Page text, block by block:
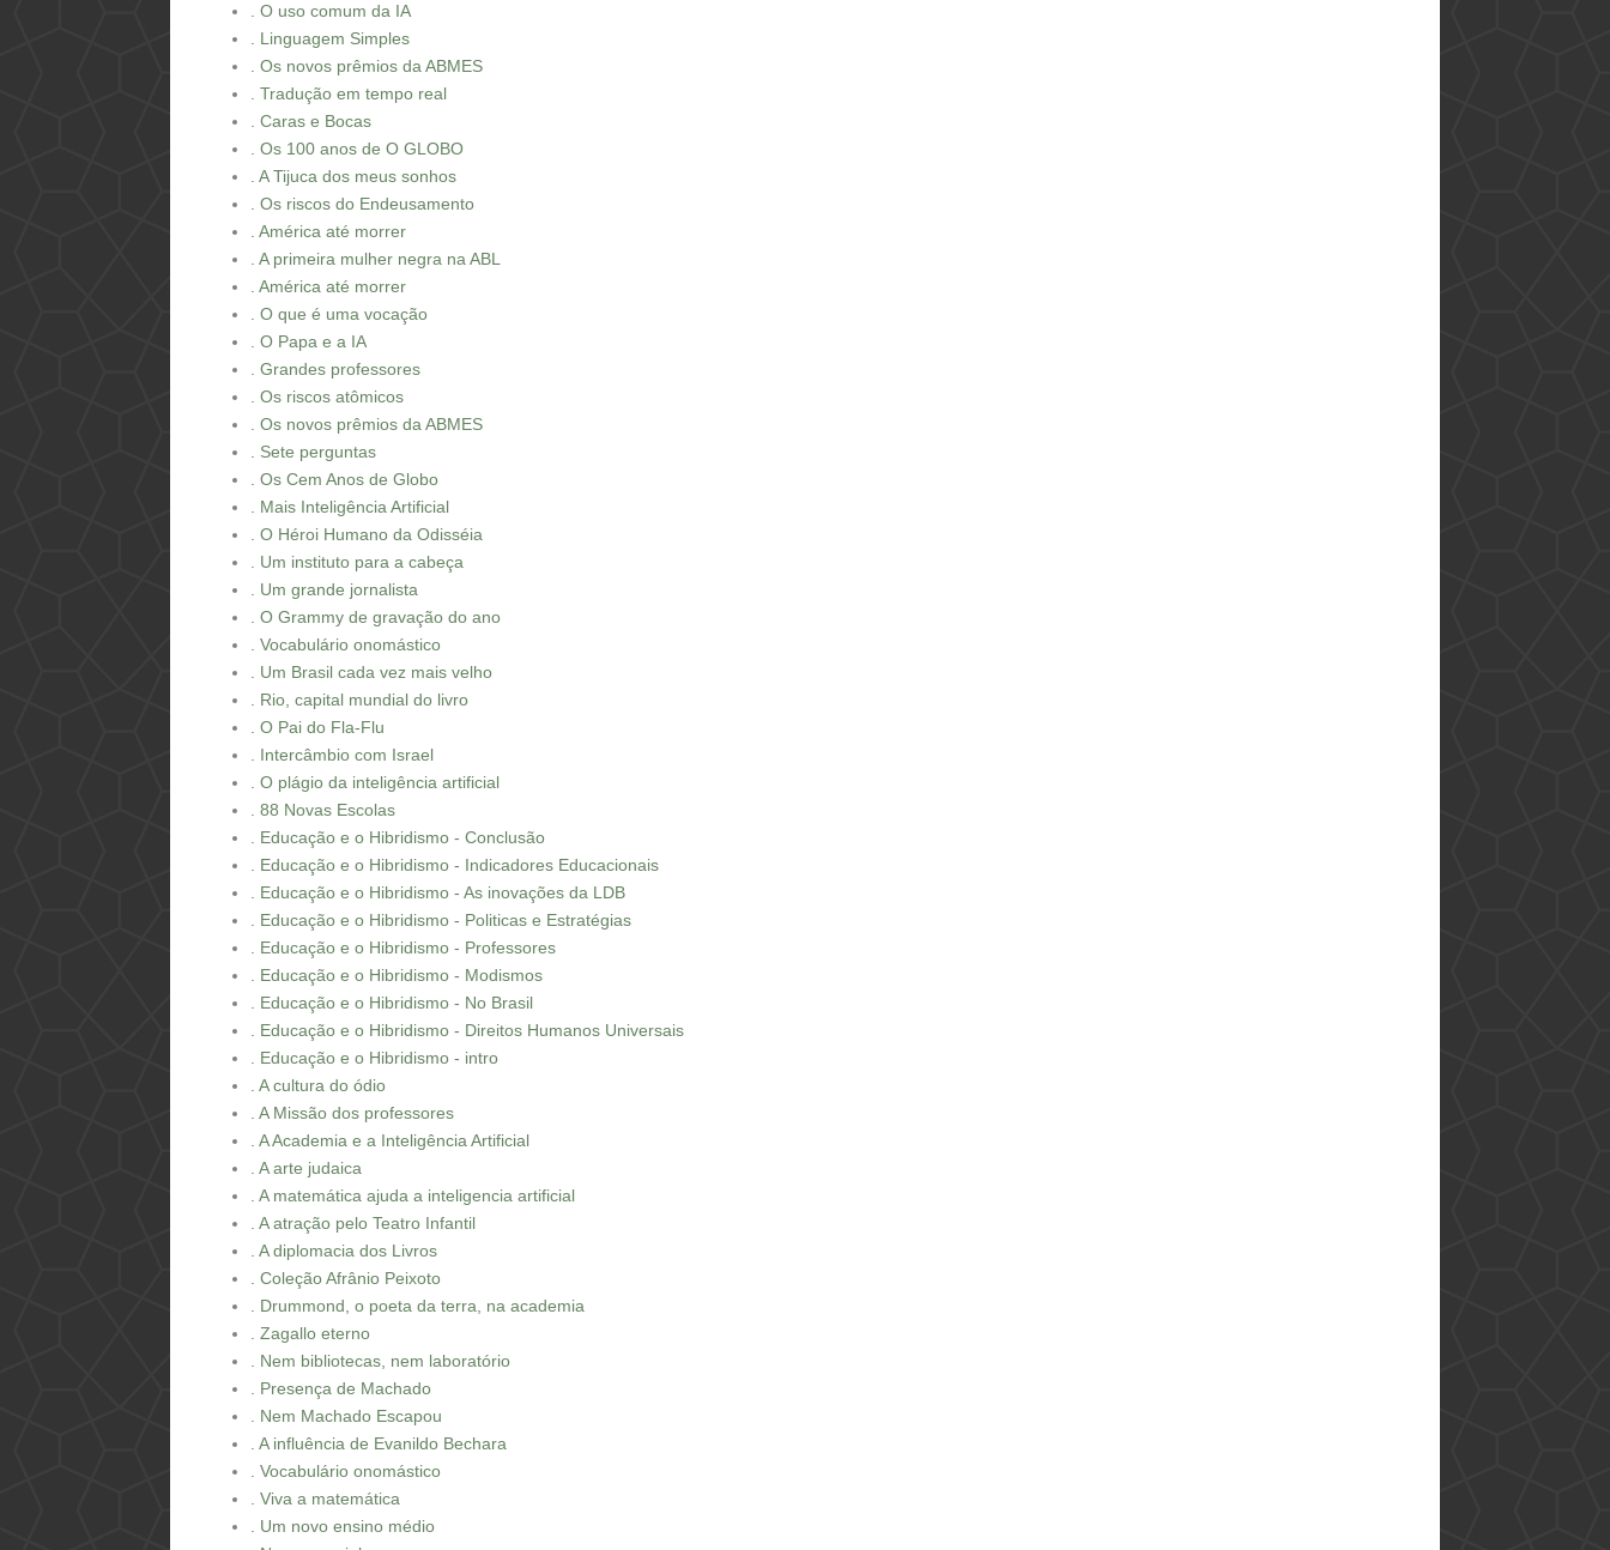
. O uso comum da IA
. Linguagem Simples
. Os novos prêmios da ABMES
. Tradução em tempo real
. Caras e Bocas
. Os 100 anos de O GLOBO
. A Tijuca dos meus sonhos
. Os riscos do Endeusamento
. América até morrer
. A primeira mulher negra na ABL
. América até morrer
. O que é uma vocação
. O Papa e a IA
. Grandes professores
. Os riscos atômicos
. Os novos prêmios da ABMES
. Sete perguntas
. Os Cem Anos de Globo
. Mais Inteligência Artificial
. O Héroi Humano da Odisséia
. Um instituto para a cabeça
. Um grande jornalista
. O Grammy de gravação do ano
. Vocabulário onomástico
. Um Brasil cada vez mais velho
. Rio, capital mundial do livro
. O Pai do Fla-Flu
. Intercâmbio com Israel
. O plágio da inteligência artificial
. 88 Novas Escolas
. Educação e o Hibridismo - Conclusão
. Educação e o Hibridismo - Indicadores Educacionais
. Educação e o Hibridismo - As inovações da LDB
. Educação e o Hibridismo - Politicas e Estratégias
. Educação e o Hibridismo - Professores
. Educação e o Hibridismo - Modismos
. Educação e o Hibridismo - No Brasil
. Educação e o Hibridismo - Direitos Humanos Universais
. Educação e o Hibridismo - intro
. A cultura do ódio
. A Missão dos professores
. A Academia e a Inteligência Artificial
. A arte judaica
. A matemática ajuda a inteligencia artificial
. A atração pelo Teatro Infantil
. A diplomacia dos Livros
. Coleção Afrânio Peixoto
. Drummond, o poeta da terra, na academia
. Zagallo eterno
. Nem bibliotecas, nem laboratório
. Presença de Machado
. Nem Machado Escapou
. A influência de Evanildo Bechara
. Vocabulário onomástico
. Viva a matemática
. Um novo ensino médio